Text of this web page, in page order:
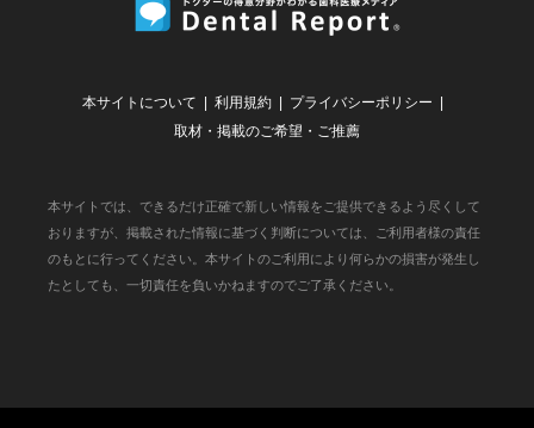
本サイトについて 利用規約
プライバシーポリシー
取材・掲載のご希望・ご推薦
本サイトでは、できるだけ正確で新しい情報をご提供できるよう尽くして
おりますが、掲載された情報に基づく判断については、ご利用者様の責任
のもとに行ってください。本サイトのご利用により何らかの損害が発生し
たとしても、一切責任を負いかねますのでご了承ください。